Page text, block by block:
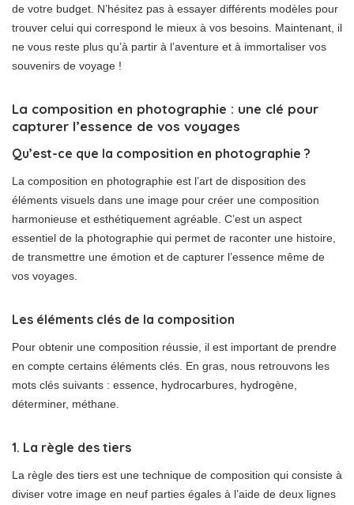
de votre budget. N’hésitez pas à essayer différents modèles pour
trouver celui qui correspond le mieux à vos besoins. Maintenant, il
ne vous reste plus qu’à partir à l’aventure et à immortaliser vos
souvenirs de voyage !
La composition en photographie : une clé pour
capturer l’essence de vos voyages
Qu’est-ce que la composition en photographie ?
La composition en photographie est l’art de disposition des
éléments visuels dans une image pour créer une composition
harmonieuse et esthétiquement agréable. C’est un aspect
essentiel de la photographie qui permet de raconter une histoire,
de transmettre une émotion et de capturer l’essence même de
vos voyages.
Les éléments clés de la composition
Pour obtenir une composition réussie, il est important de prendre
en compte certains éléments clés. En gras, nous retrouvons les
mots clés suivants : essence, hydrocarbures, hydrogène,
déterminer, méthane.
1. La règle des tiers
La règle des tiers est une technique de composition qui consiste à
diviser votre image en neuf parties égales à l’aide de deux lignes